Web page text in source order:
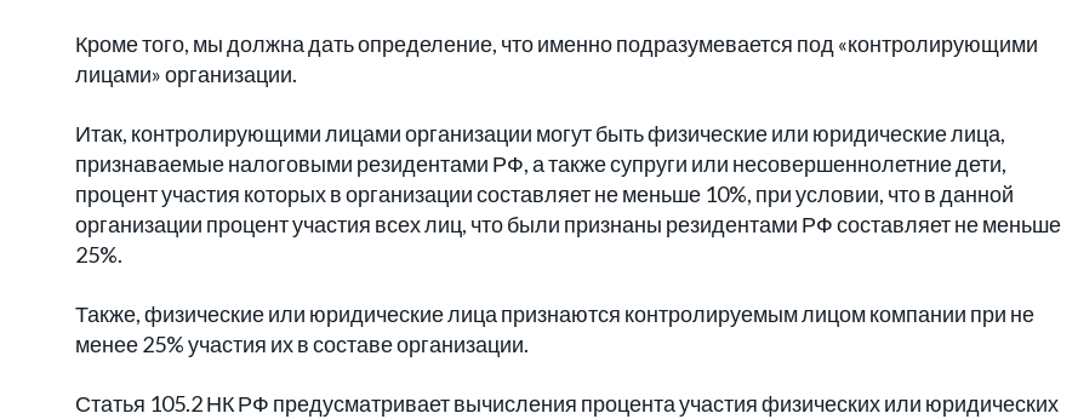
Кроме того, мы должна дать определение, что именно подразумевается под «контролирующими
лицами» организации.
Итак, контролирующими лицами организации могут быть физические или юридические лица,
признаваемые налоговыми резидентами РФ, а также супруги или несовершеннолетние дети,
процент участия которых в организации составляет не меньше 10%, при условии, что в данной
организации процент участия всех лиц, что были признаны резидентами РФ составляет не меньше
25%.
Также, физические или юридические лица признаются контролируемым лицом компании при не
менее 25% участия их в составе организации.
Статья 105.2 НК РФ предусматривает вычисления процента участия физических или юридических